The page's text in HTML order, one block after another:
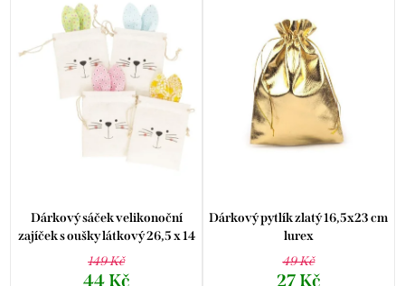
í
k
Nejdražší
Abecedně
i
d
u
Dárkový sáček velikonoční
zajíček s oušky látkový 26,5 x 14
cm
149 Kč
44 Kč
Dárkový pytlík zlatý 16,5x23 cm
lurex
49 Kč
27 Kč